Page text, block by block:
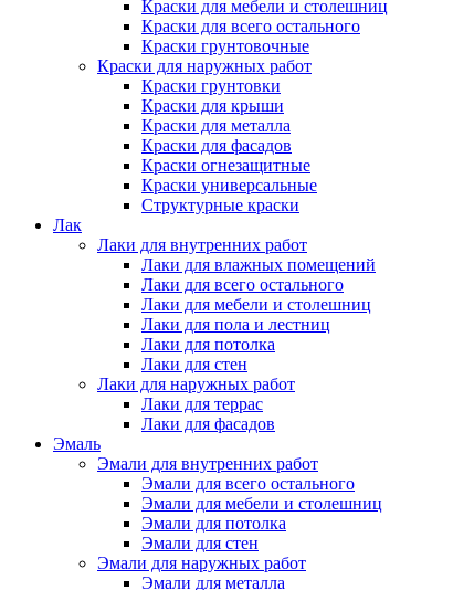
Краски для мебели и столешниц
Краски для всего остального
Краски грунтовочные
Краски для наружных работ
Краски грунтовки
Краски для крыши
Краски для металла
Краски для фасадов
Краски огнезащитные
Краски универсальные
Структурные краски
Лак
Лаки для внутренних работ
Лаки для влажных помещений
Лаки для всего остального
Лаки для мебели и столешниц
Лаки для пола и лестниц
Лаки для потолка
Лаки для стен
Лаки для наружных работ
Лаки для террас
Лаки для фасадов
Эмаль
Эмали для внутренних работ
Эмали для всего остального
Эмали для мебели и столешниц
Эмали для потолка
Эмали для стен
Эмали для наружных работ
Эмали для металла